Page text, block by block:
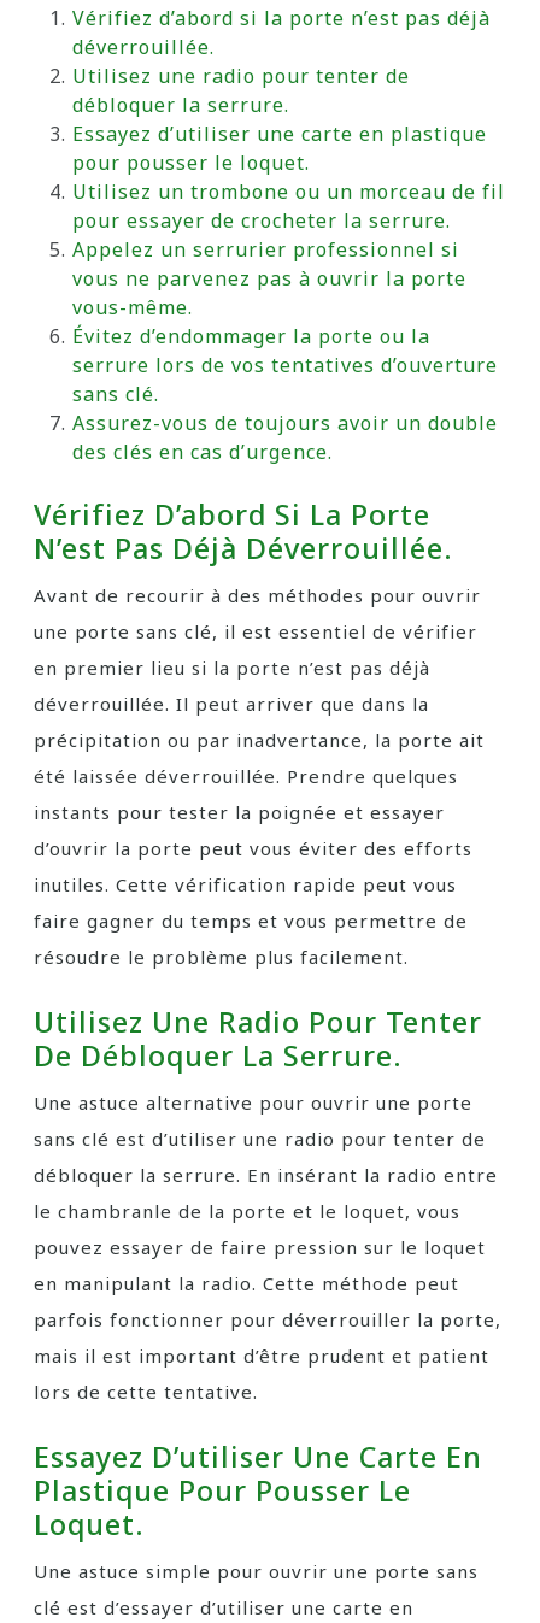
Vérifiez d’abord si la porte n’est pas déjà
déverrouillée.
Utilisez une radio pour tenter de
débloquer la serrure.
Essayez d’utiliser une carte en plastique
pour pousser le loquet.
Utilisez un trombone ou un morceau de fil
pour essayer de crocheter la serrure.
Appelez un serrurier professionnel si
vous ne parvenez pas à ouvrir la porte
vous-même.
Évitez d’endommager la porte ou la
serrure lors de vos tentatives d’ouverture
sans clé.
Assurez-vous de toujours avoir un double
des clés en cas d’urgence.
Vérifiez D’abord Si La Porte
N’est Pas Déjà Déverrouillée.
Avant de recourir à des méthodes pour ouvrir
une porte sans clé, il est essentiel de vérifier
en premier lieu si la porte n’est pas déjà
déverrouillée. Il peut arriver que dans la
précipitation ou par inadvertance, la porte ait
été laissée déverrouillée. Prendre quelques
instants pour tester la poignée et essayer
d’ouvrir la porte peut vous éviter des efforts
inutiles. Cette vérification rapide peut vous
faire gagner du temps et vous permettre de
résoudre le problème plus facilement.
Utilisez Une Radio Pour Tenter
De Débloquer La Serrure.
Une astuce alternative pour ouvrir une porte
sans clé est d’utiliser une radio pour tenter de
débloquer la serrure. En insérant la radio entre
le chambranle de la porte et le loquet, vous
pouvez essayer de faire pression sur le loquet
en manipulant la radio. Cette méthode peut
parfois fonctionner pour déverrouiller la porte,
mais il est important d’être prudent et patient
lors de cette tentative.
Essayez D’utiliser Une Carte En
Plastique Pour Pousser Le
Loquet.
Une astuce simple pour ouvrir une porte sans
clé est d’essayer d’utiliser une carte en